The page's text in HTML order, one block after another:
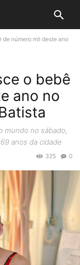
de número mil deste ano
o bebê
ano no
mundo no sábado,
anos da cidade
0
325